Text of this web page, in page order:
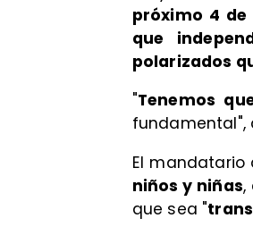
próximo 4
que
polarizados
"Tenemos
fundamental",
El mandatario
niños y niñas,
que sea "